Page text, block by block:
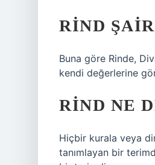
RIND
Buna göre Rinde,
kendi değerlerine
RIND NE
Hiçbir kurala veya
tanımlayan bir